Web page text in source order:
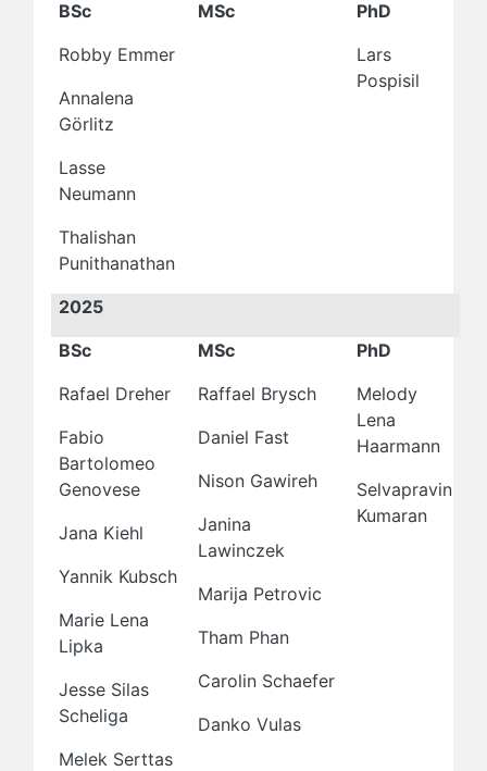
BSc MSc
PhD
Robby Emmer
Annalena
Görlitz
Lasse
Neumann
Thalishan
Punithanathan
Lars
Pospisil
2025
BSc
MSc
PhD
Rafael Dreher
Fabio
Bartolomeo
Genovese
Jana Kiehl
Yannik Kubsch
Marie Lena
Lipka
Jesse Silas
Scheliga
Melek Serttas
Raffael Brysch
Daniel Fast
Nison Gawireh
Janina
Lawinczek
Marija Petrovic
Tham Phan
Carolin Schaefer
Danko Vulas
Melody
Lena
Haarmann
Selvapravin
Kumaran